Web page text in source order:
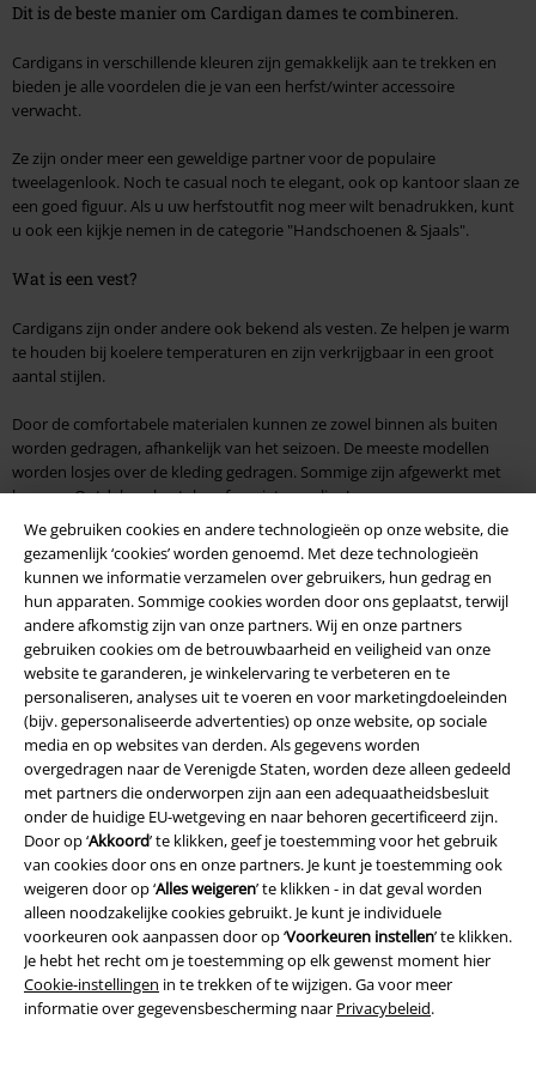
We gebruiken cookies en andere technologieën op onze website, die
gezamenlijk ‘cookies’ worden genoemd. Met deze technologieën
kunnen we informatie verzamelen over gebruikers, hun gedrag en
hun apparaten. Sommige cookies worden door ons geplaatst, terwijl
andere afkomstig zijn van onze partners. Wij en onze partners
gebruiken cookies om de betrouwbaarheid en veiligheid van onze
website te garanderen, je winkelervaring te verbeteren en te
personaliseren, analyses uit te voeren en voor marketingdoeleinden
(bijv. gepersonaliseerde advertenties) op onze website, op sociale
media en op websites van derden. Als gegevens worden
overgedragen naar de Verenigde Staten, worden deze alleen gedeeld
met partners die onderworpen zijn aan een adequaatheidsbesluit
onder de huidige EU-wetgeving en naar behoren gecertificeerd zijn.
Door op ‘Akkoord’ te klikken, geef je toestemming voor het gebruik
van cookies door ons en onze partners. Je kunt je toestemming ook
weigeren door op ‘Alles weigeren’ te klikken - in dat geval worden
alleen noodzakelijke cookies gebruikt. Je kunt je individuele
voorkeuren ook aanpassen door op ‘Voorkeuren instellen’ te klikken.
Je hebt het recht om je toestemming op elk gewenst moment hier
Cookie-instellingen in te trekken of te wijzigen. Ga voor meer
informatie over gegevensbescherming naar Privacybeleid.
Dit is de beste manier om Cardigan dames te combineren.
Cardigans in verschillende kleuren zijn gemakkelijk aan te trekken en
bieden je alle voordelen die je van een herfst/winter accessoire
verwacht.
Ze zijn onder meer een geweldige partner voor de populaire
tweelagenlook. Noch te casual noch te elegant, ook op kantoor slaan ze
een goed figuur. Als u uw herfstoutfit nog meer wilt benadrukken, kunt
u ook een kijkje nemen in de categorie "Handschoenen & Sjaals".
Wat is een vest?
Cardigans zijn onder andere ook bekend als vesten. Ze helpen je warm
te houden bij koelere temperaturen en zijn verkrijgbaar in een groot
aantal stijlen.
Door de comfortabele materialen kunnen ze zowel binnen als buiten
worden gedragen, afhankelijk van het seizoen. De meeste modellen
worden losjes over de kleding gedragen. Sommige zijn afgewerkt met
knopen. Ontdek en bestel uw favorieten online!
Meer bijpassende kleding en fanartikelen of accessoires vind je in onze
winkel. Kijk hier maar eens rond:
Dames T-Shirts
Dames winterjassen
Dames broeken
Leggings
Dames donsjacks
Dames korte jassen
Dames hoodies
Dames jeans
Vous vous êtes trompé de langue dans la boutique en ligne belge
Cardigans pour femmes en français
15%
E-mailnieuwsbrief
Meld je aan en ontvang een code voor 15%
korting!Meer info